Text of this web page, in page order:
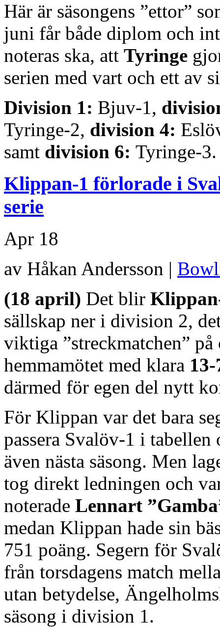
Här är säsongens ”ettor”
juni får både diplom och
noteras ska, att Tyringe
serien med vart och ett av
Division 1: Bjuv-1,
Tyringe-2, division 4:
samt division 6: Tyringe-3.
Klippan-1 förlorade i
serie
Apr 18
av Håkan Andersson |
(18 april) Det blir
sällskap ner i division 2,
viktiga ”streckmatchen”
hemmamötet med klara
därmed för egen del nytt
För Klippan var det bara
passera Svalöv-1 i
även nästa säsong. Men
tog direkt ledningen och
noterade Lennart
medan Klippan hade sin
751 poäng. Segern för
från torsdagens match
utan betydelse,
säsong i division 1.